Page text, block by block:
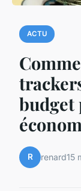
ACTU
budget
R renard15